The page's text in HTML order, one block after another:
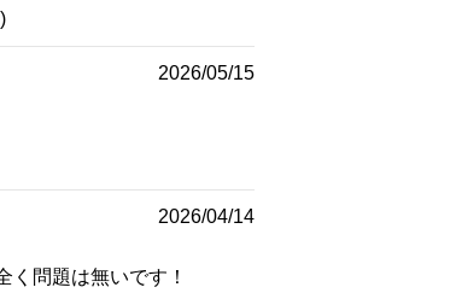
2026/05/15
2026/04/14
問題は無いです！